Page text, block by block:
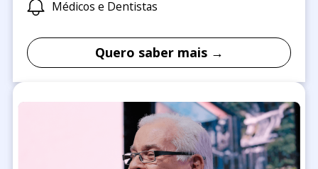
Médicos e Dentistas
Quero saber mais →